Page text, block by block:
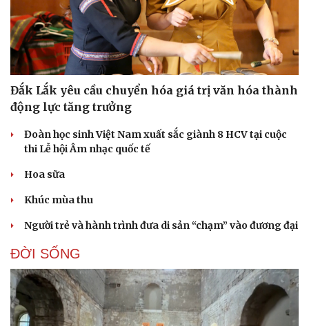
Thông tin doanh nghiệp
Doanh nhân
Vì cộng đồng
Trải nghiệm
Đắk Lắk yêu cầu chuyển hóa giá trị văn hóa thành
động lực tăng trưởng
Đoàn học sinh Việt Nam xuất sắc giành 8 HCV tại cuộc
thi Lễ hội Âm nhạc quốc tế
Hoa sữa
Khúc mùa thu
Người trẻ và hành trình đưa di sản “chạm” vào đương đại
ĐỜI SỐNG